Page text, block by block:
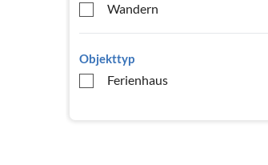
Wandern
Objekttyp
Ferienhaus